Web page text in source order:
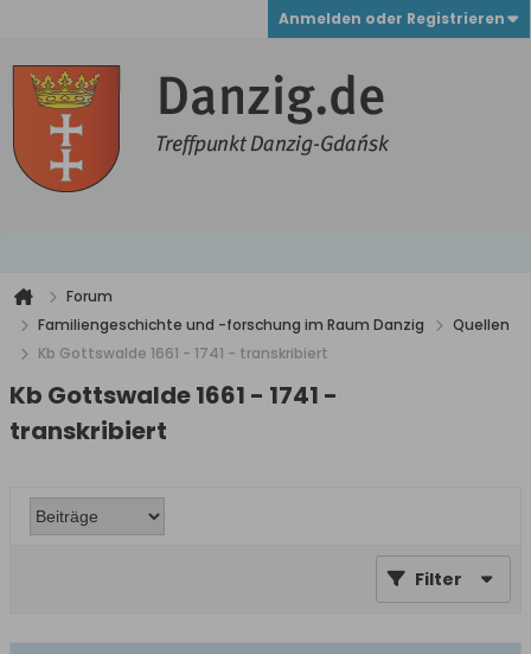
Anmelden oder Registrieren
Forum
Familiengeschichte und -forschung im Raum Danzig
Quellen
Kb Gottswalde 1661 - 1741 - transkribiert
Kb Gottswalde 1661 - 1741 -
transkribiert
Filter